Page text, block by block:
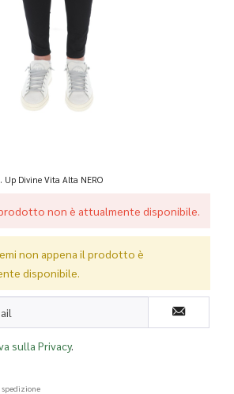
Up Divine Vita Alta NERO
non è attualmente disponibile.
non appena il prodotto è
disponibile.
sulla Privacy.
spedizione